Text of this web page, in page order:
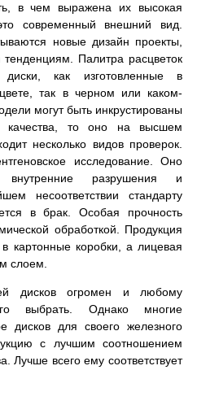
в чем выражена их высокая
современный внешний вид.
новые дизайн проекты,
Палитра расцветок
как изготовленные в
так в черном или каком-
могут быть инкрустированы
качества, то оно на высшем
несколько видов проверок.
исследование. Оно
внутренние разрушения и
несоответствии стандарту
в брак. Особая прочность
обработкой. Продукция
картонные коробки, а лицевая
слоем.
дисков огромен и любому
выбрать. Однако многие
дисков для своего железного
с лучшим соотношением
Лучше всего ему соответствует